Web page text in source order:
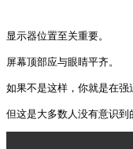
显示器位置至关重要。
屏幕顶部应与眼睛平齐。
如果不是这样，你就是在强
但这是大多数人没有意识到